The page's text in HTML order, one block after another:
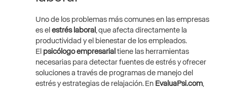
Uno de los problemas más comunes en las empresas
es el estrés laboral , que afecta directamente la
productividad y el bienestar de los empleados.
El psicólogo empresarial tiene las herramientas
necesarias para detectar fuentes de estrés y ofrecer
soluciones a través de programas de manejo del
estrés y estrategias de relajación. En EvaluaPsi.com,